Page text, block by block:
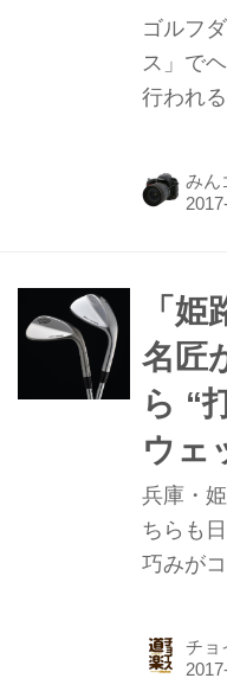
ゴルフ
ス」で
行われ
を決定
みん
「
名匠
ら “
ウェ
兵庫・
ちらも
巧みが
チョ